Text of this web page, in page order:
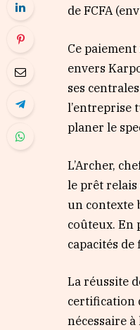
de FCFA
Ce
envers
ses
l’entreprise
planer le
L’Archer,
le prêt relais
un contexte
coûteux. En
capacités
La réussite
certification
nécessaire